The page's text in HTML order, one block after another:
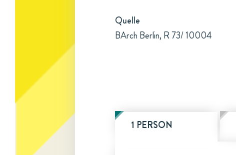
Quelle
BArch Berlin, R 73/ 10004
1 PERSON